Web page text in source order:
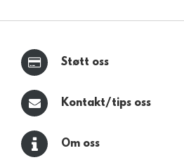
Støtt oss
Kontakt/tips oss
Om oss